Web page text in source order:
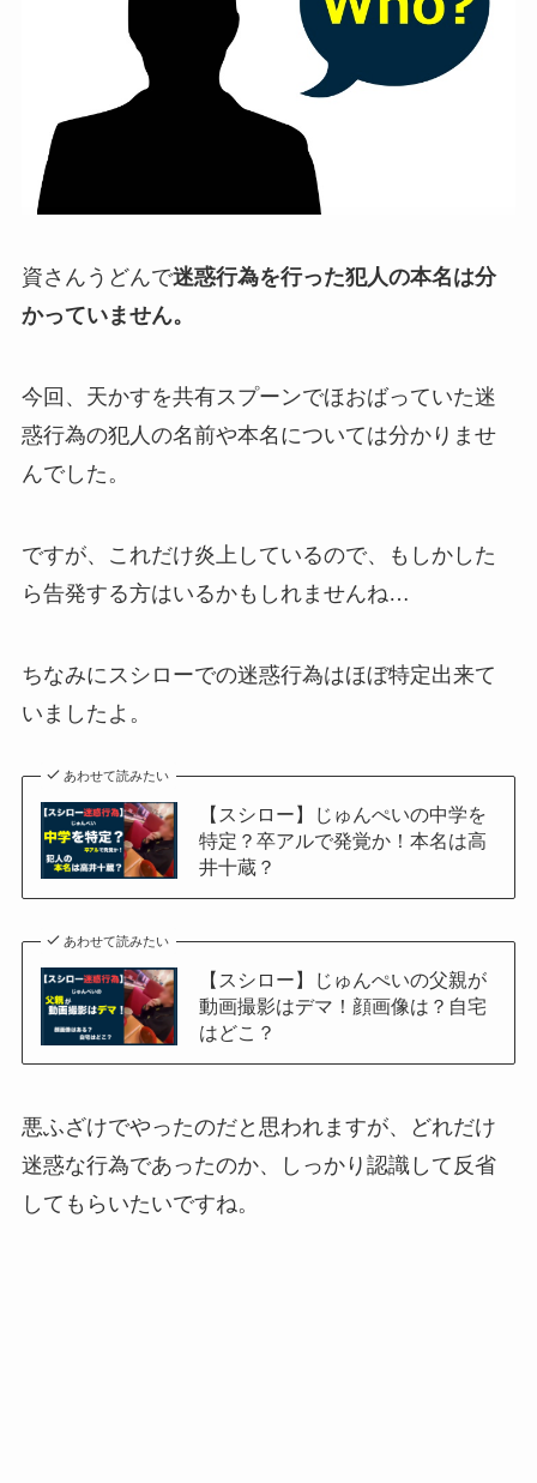
資さんうどんで迷惑行為を行った犯人の本名は分
かっていません。
今回、天かすを共有スプーンでほおばっていた迷
惑行為の犯人の名前や本名については分かりませ
んでした。
ですが、これだけ炎上しているので、もしかした
ら告発する方はいるかもしれませんね…
ちなみにスシローでの迷惑行為はほぼ特定出来て
いましたよ。
あわせて読みたい
【スシロー】じゅんぺいの中学を
特定？卒アルで発覚か！本名は高
井十蔵？
あわせて読みたい
【スシロー】じゅんぺいの父親が
動画撮影はデマ！顔画像は？自宅
はどこ？
悪ふざけでやったのだと思われますが、どれだけ
迷惑な行為であったのか、しっかり認識して反省
してもらいたいですね。